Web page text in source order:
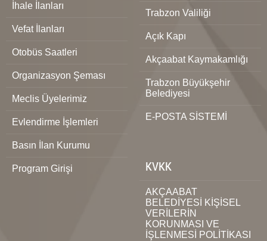
İhale İlanları
Vefat İlanları
Otobüs Saatleri
Organizasyon Şeması
Meclis Üyelerimiz
Evlendirme İşlemleri
Basın İlan Kurumu
Program Girişi
Trabzon Valiliği
Açık Kapı
Akçaabat Kaymakamlığı
Trabzon Büyükşehir
Belediyesi
E-POSTA SİSTEMİ
KVKK
AKÇAABAT
BELEDİYESİ KİŞİSEL
VERİLERİN
KORUNMASI VE
İŞLENMESİ POLİTİKASI